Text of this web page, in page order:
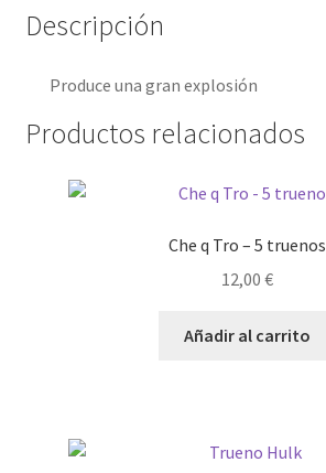
Descripción
Produce una gran explosión
Productos relacionados
Che q Tro – 5 truenos
12,00 €
Añadir al carrito